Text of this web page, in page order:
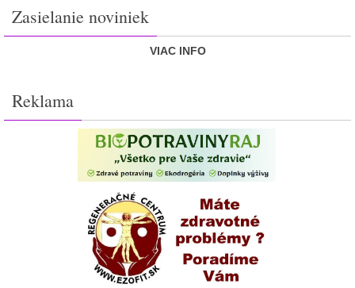
Zasielanie noviniek
VIAC INFO
Reklama